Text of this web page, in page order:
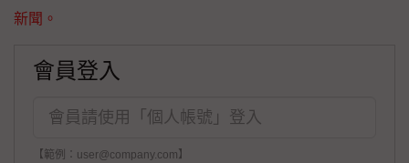
新聞。
會員登入
【範例：user@company.com】